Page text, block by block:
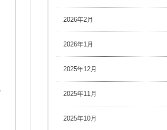
2026年2月
2026年1月
2025年12月
2025年11月
2025年10月